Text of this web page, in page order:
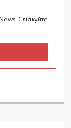
Слідкуйте